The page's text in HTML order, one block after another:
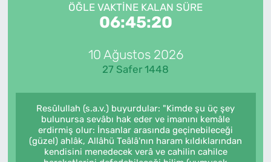
ÖĞLE VAKTINE KALAN SÜRE
06:45:20
10 Ağustos 2026
27 Safer 1448
Resûlullah (s.a.v.) buyurdular: "Kimde şu üç şey
bulunursa sevâbı hak eder ve imanını kemâle
erdirmiş olur: İnsanlar arasında geçinebileceği
(güzel) ahlâk, Allâhü Teâlâ'nın haram kıldıklarından
kendisini menedecek verâ ve cahilin cahilce